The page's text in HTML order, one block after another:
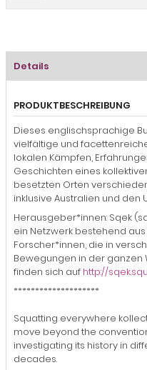
Details
PRODUKTBESCHREIBUNG
Dieses englischsprachige
vielfältige und
lokalen Kämpfen,
Geschichten eines
besetzten Orten
inklusive Australien und den
Herausgeber*innen: Sqek
ein Netzwerk bestehend
Forscher*innen, die in
Bewegungen in der ganzen
finden sich auf http://
********************
Squatting everywhere
move beyond the
investigating its history in
decades.